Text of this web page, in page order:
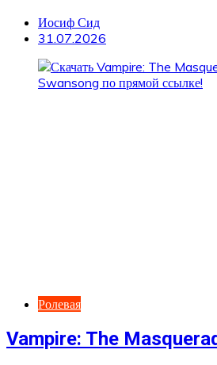
Иосиф Сид
31.07.2026
Ролевая
Vampire: The